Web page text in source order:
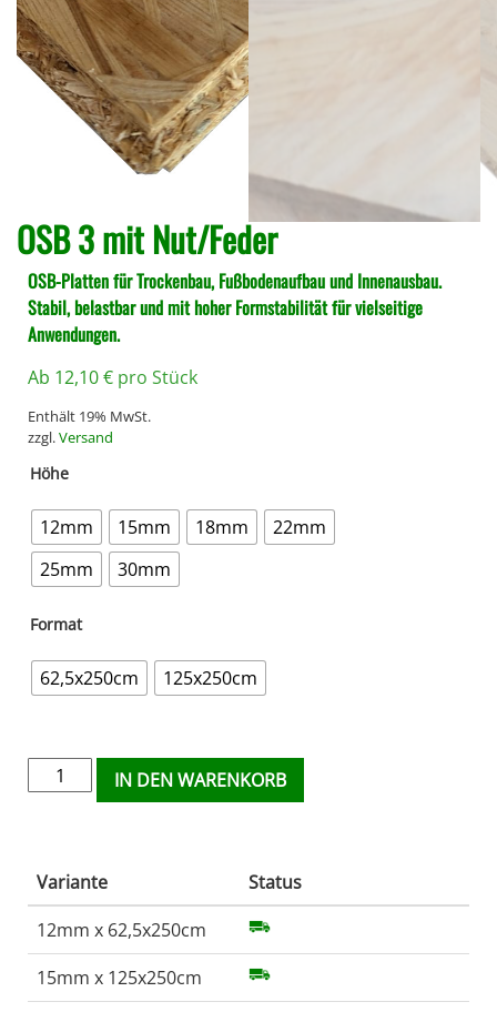
OSB 3 mit Nut/Feder
OSB-Platten für Trockenbau, Fußbodenaufbau und Innenausbau.
Stabil, belastbar und mit hoher Formstabilität für vielseitige
Anwendungen.
Ab 12,10€ pro Stück
Enthält 19% MwSt.
zzgl.Versand
Höhe
12mm 15mm 18mm
22mm
25mm
30mm
Format
62,5x250cm 125x250cm
IN DEN WARENKORB
Variante
Status
12mm x 62,5x250cm
15mm x 125x250cm